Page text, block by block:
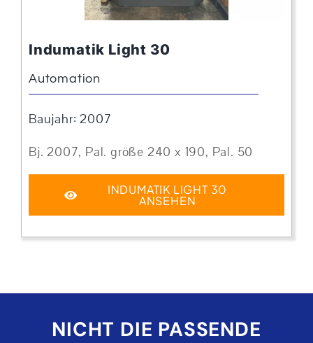
Indumatik Light 30
Automation
Baujahr: 2007
Bj. 2007, Pal. größe 240 x 190, Pal. 50
INDUMATIK LIGHT 30
ANSEHEN
NICHT DIE PASSENDE